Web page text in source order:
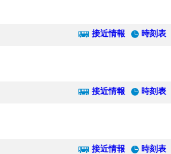
接近情報 時刻表
接近情報 時刻表
接近情報 時刻表